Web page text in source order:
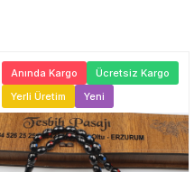
Anında Kargo
Ücretsiz Kargo
Yerli Üretim
Yeni